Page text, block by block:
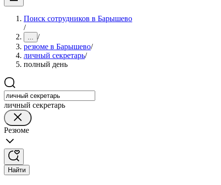
Поиск сотрудников в Барышево
/
... /
резюме в Барышево/
личный секретарь/
полный день
личный секретарь
Резюме
Найти